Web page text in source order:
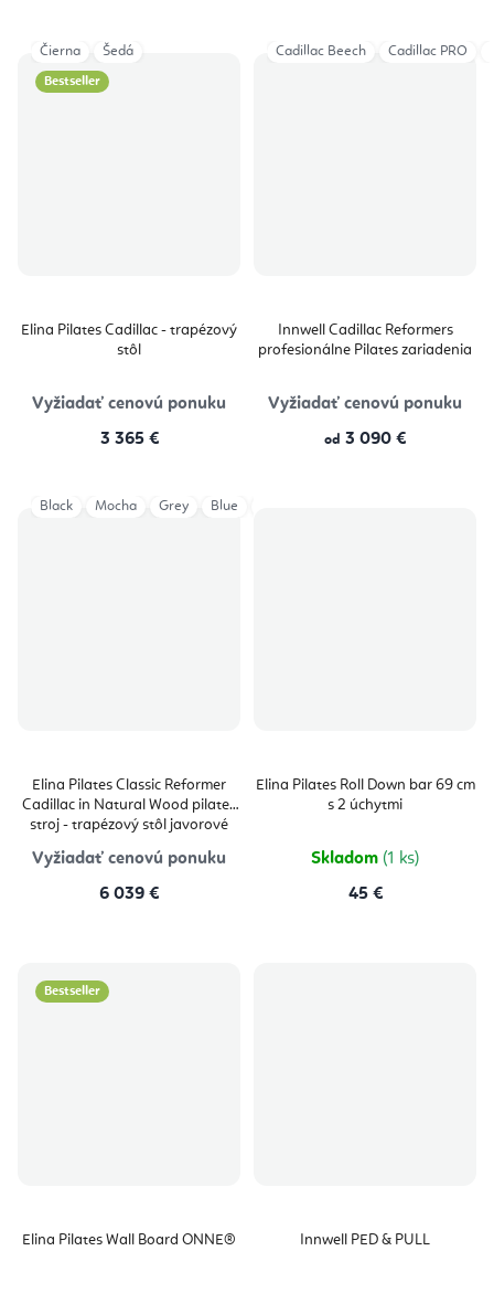
Bestseller
Elina Pilates Cadillac - trapézový
stôl
Vyžiadať cenovú ponuku
3 365 €
Čierna Šedá
Innwell Cadillac Reformers
profesionálne Pilates zariadenia
Vyžiadať cenovú ponuku
od 3 090 €
Cadillac Beech Cadillac PRO
Elina Pilates Classic Reformer
Cadillac in Natural Wood pilates
stroj - trapézový stôl javorové
Vyžiadať cenovú ponuku
6 039 €
Black Mocha Grey Blue
Elina Pilates Roll Down bar 69 cm
s 2 úchytmi
Skladom (1 ks)
45 €
Bestseller
Elina Pilates Wall Board ONNE® Innwell PED & PULL